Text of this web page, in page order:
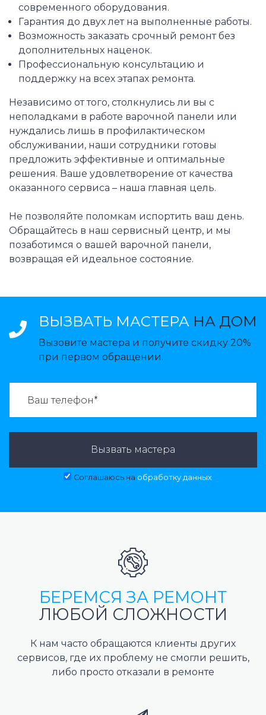
современного оборудования.
Гарантия до двух лет на выполненные работы.
Возможность заказать срочный ремонт без
дополнительных наценок.
Профессиональную консультацию и
поддержку на всех этапах ремонта.
Независимо от того, столкнулись ли вы с
неполадками в работе варочной панели или
нуждались лишь в профилактическом
обслуживании, наши сотрудники готовы
предложить эффективные и оптимальные
решения. Ваше удовлетворение от качества
оказанного сервиса – наша главная цель.
Не позволяйте поломкам испортить ваш день.
Обращайтесь в наш сервисный центр, и мы
позаботимся о вашей варочной панели,
возвращая ей идеальное состояние.
ВЫЗВАТЬ МАСТЕРА НА ДОМ
Вызовите мастера и получите скидку 20%
при первом обращении.
Вызвать мастера
Соглашаюсь на обработку данных
БЕРЕМСЯ ЗА РЕМОНТ
ЛЮБОЙ СЛОЖНОСТИ
К нам часто обращаются клиенты других
сервисов, где их проблему не смогли решить,
либо просто отказали в ремонте